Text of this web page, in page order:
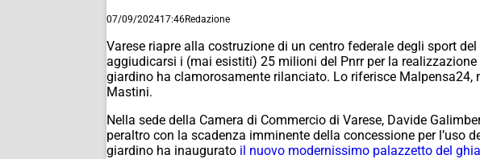
07/09/202417:46Redazione
Varese riapre alla costruzione di un centro federale degli sport
aggiudicarsi i (mai esistiti) 25 milioni del Pnrr per la
giardino ha clamorosamente rilanciato. Lo riferisce
Mastini.
Nella sede della Camera di Commercio di Varese, Davide
peraltro con la scadenza imminente della concessione per l’uso
giardino ha inaugurato il nuovo modernissimo palazzetto del